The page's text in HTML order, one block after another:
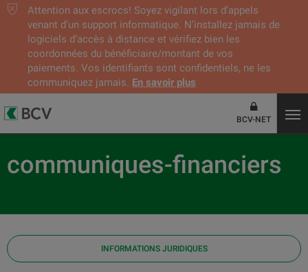
Attention aux escrocs! Soyez vigilant lors d’appels
venant d'un support informatique. N’installez jamais de
logiciels d’accès à distance et vérifiez bien les
coordonnées du bénéficiaire/montant de vos
paiements. Vos identifiants sont confidentiels, ne les
communiquez jamais. En savoir plus
BCV-NET
communiques-financiers
INFORMATIONS JURIDIQUES